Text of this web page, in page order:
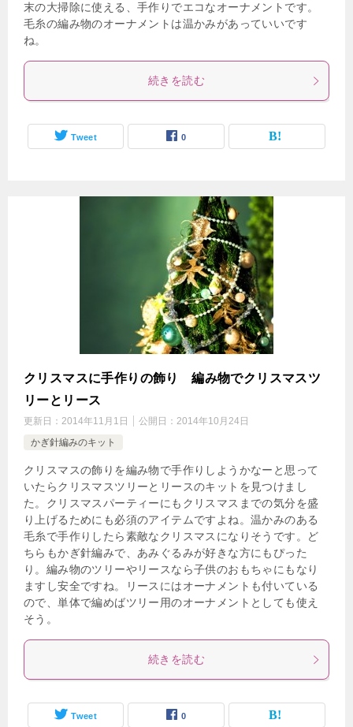
末の大掃除に使える、手作りでエコなオーナメントです。
毛糸の編み物のオーナメントは温かみがあっていいです
ね。
続きを読む
Tweet 0
クリスマスに手作りの飾り 編み物でクリスマスツ
リーとリース
更新日： 2014年11月1日 公開日： 2014年10月24日
かぎ針編みのキット
クリスマスの飾りを編み物で手作りしようかなーと思って
いたらクリスマスツリーとリースのキットを見つけまし
た。クリスマスパーティーにもクリスマスまでの気分を盛
り上げるためにも必須のアイテムですよね。温かみのある
毛糸で手作りしたら素敵なクリスマスになりそうです。ど
ちらもかぎ針編みで、あみぐるみが好きな方にもぴった
り。編み物のツリーやリースなら子供のおもちゃにもなり
ますし安全ですね。リースにはオーナメントも付いている
ので、単体で編めばツリー用のオーナメントとしても使え
そう。
続きを読む
Tweet 0